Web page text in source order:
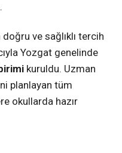
ve sağlıklı tercih
Yozgat genelinde
kuruldu. Uzman
planlayan tüm
okullarda hazır